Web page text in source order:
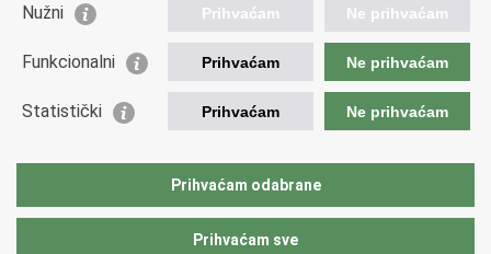
Važne poveznice
Vlada Republike Hrvatske
Europska komisija
Taxation and Customs Union
Nužni Prihvaćam Ne prihvaćam
Funkcionalni Prihvaćam Ne prihvaćam
Statistički Prihvaćam Ne prihvaćam
Prihvaćam odabrane
Prihvaćam sve